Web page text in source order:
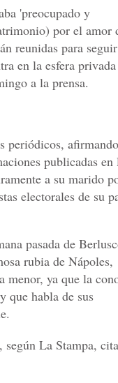
'preocupado y
por el amor
reunidas para seguir
en la esfera
a la prensa.
periódicos,
publicadas en
a su marido
electorales de su
pasada de
rubia de Nápoles,
menor, ya que la
que habla de sus
La Stampa,